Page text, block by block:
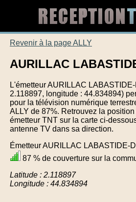
Revenir à la page ALLY
AURILLAC
L'émetteur AURILLAC
2.118897, longitude : 44.834894)
pour la télévision numérique
ALLY de 87%. Retrouvez la
émetteur TNT sur la carte ci-
antenne TV dans sa direction.
Émetteur AURILLAC LABASTIDE-
87 % de couverture sur la
Latitude : 2.118897
Longitude : 44.834894